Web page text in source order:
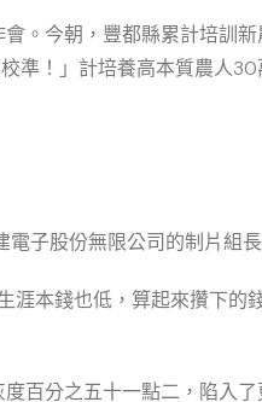
。今朝，豐都縣累計培訓
準！」計培養高本質農人
子股份無限公司的制片組長
本錢也低，算起來攢下的
百分之五十一點二，陷入